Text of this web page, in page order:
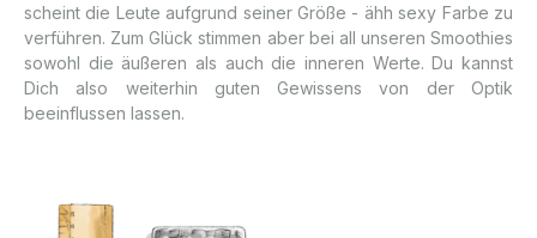
scheint die Leute aufgrund seiner Größe - ähh sexy Farbe zu
verführen. Zum Glück stimmen aber bei all unseren Smoothies
sowohl die äußeren als auch die inneren Werte. Du kannst
Dich also weiterhin guten Gewissens von der Optik
beeinflussen lassen.